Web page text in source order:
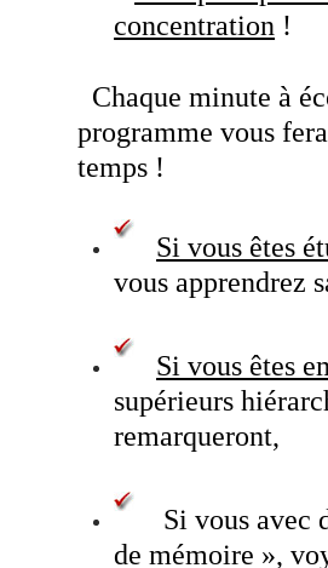
concentration !
Chaque minute à
programme vous
temps !
Si vous êtes
vous apprendrez
Si vous êtes
supérieurs
remarqueront,
Si vous avec
de mémoire »,